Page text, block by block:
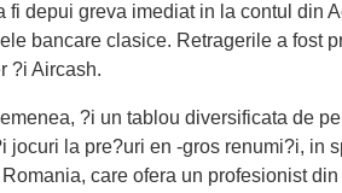
depui greva imediat in la contul din
bancare clasice. Retragerile a fost
?i Aircash.
?i un tablou diversificata de
la pre?uri en -gros renumi?i, in
care ofera un profesionist